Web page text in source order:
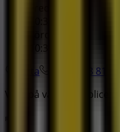
10:30 - 22:00
Karta
021-12 58 81
Vi är på väg att
Reklam